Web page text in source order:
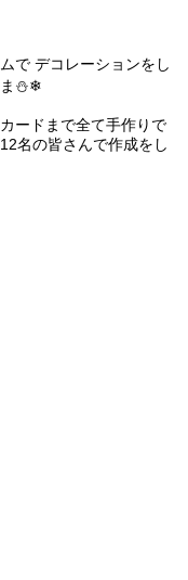
で デコレーションをし
⛄❄
ードまで全て手作りで
名の皆さんで作成をし